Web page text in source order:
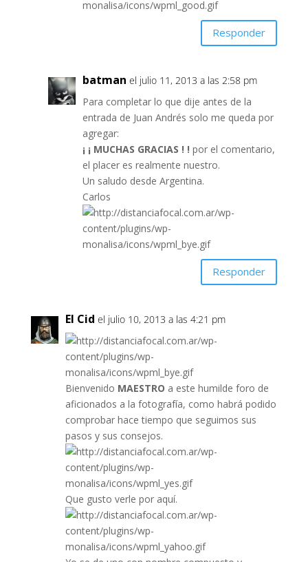
Responder
batman el julio 11, 2013 a las 2:58 pm
Para completar lo que dije antes de la
entrada de Juan Andrés solo me queda por
agregar:
¡ ¡ MUCHAS GRACIAS ! ! por el comentario,
el placer es realmente nuestro.
Un saludo desde Argentina.
Carlos
Responder
El Cid el julio 10, 2013 a las 4:21 pm
Bienvenido MAESTRO a este humilde foro de
aficionados a la fotografía, como habrá podido
comprobar hace tiempo que seguimos sus
pasos y sus consejos.
Que gusto verle por aquí.